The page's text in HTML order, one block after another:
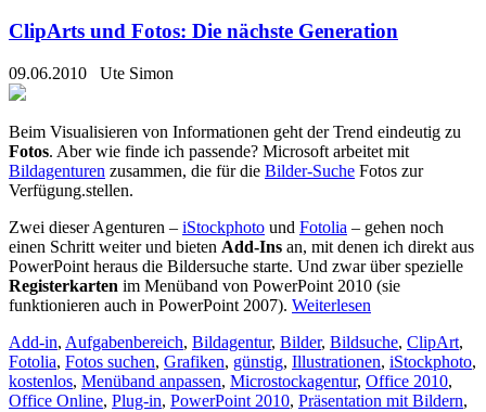
ClipArts und Fotos: Die nächste Generation
09.06.2010 Ute Simon
Beim Visualisieren von Informationen geht der Trend eindeutig zu
Fotos. Aber wie finde ich passende? Microsoft arbeitet mit
Bildagenturen zusammen, die für die Bilder-Suche Fotos zur
Verfügung.stellen.
Zwei dieser Agenturen – iStockphoto und Fotolia – gehen noch
einen Schritt weiter und bieten Add-Ins an, mit denen ich direkt aus
PowerPoint heraus die Bildersuche starte. Und zwar über spezielle
Registerkarten im Menüband von PowerPoint 2010 (sie
funktionieren auch in PowerPoint 2007). Weiterlesen
Add-in, Aufgabenbereich, Bildagentur, Bilder, Bildsuche, ClipArt,
Fotolia, Fotos suchen, Grafiken, günstig, Illustrationen, iStockphoto,
kostenlos, Menüband anpassen, Microstockagentur, Office 2010,
Office Online, Plug-in, PowerPoint 2010, Präsentation mit Bildern,